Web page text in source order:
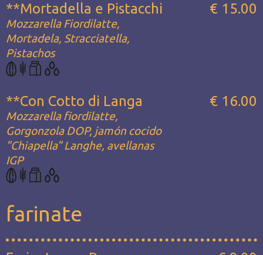
**Mortadella e Pistacchi
Mozzarella Fiordilatte,
Mortadela, Stracciatella,
Pistachos
€ 15.00
**Con Cotto di Langa
Mozzarella fiordilatte,
Gorgonzola DOP, jamón cocido
"Chiapella" Langhe, avellanas
IGP
€ 16.00
farinate